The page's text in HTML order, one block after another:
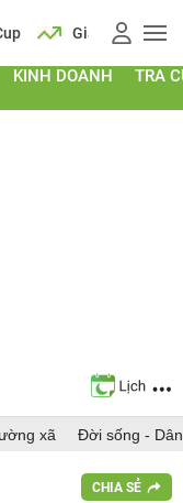
Giá vàng
KINH DOANH TRA
xã Đời sống -
CHIA SẺ